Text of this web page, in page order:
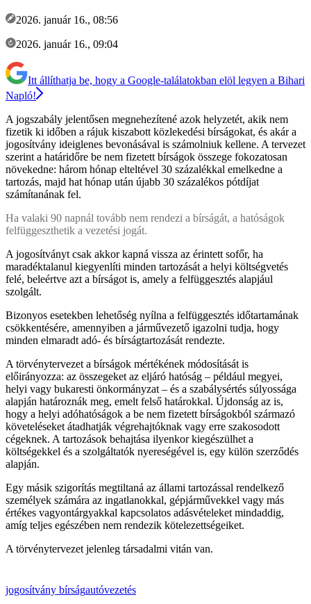
2026. január 16., 08:56
2026. január 16., 09:04
Itt állíthatja be, hogy a Google-találatokban elöl legyen a Bihari
Napló!
A jogszabály jelentősen megnehezítené azok helyzetét, akik nem
fizetik ki időben a rájuk kiszabott közlekedési bírságokat, és akár a
jogosítvány ideiglenes bevonásával is számolniuk kellene. A tervezet
szerint a határidőre be nem fizetett bírságok összege fokozatosan
növekedne: három hónap elteltével 30 százalékkal emelkedne a
tartozás, majd hat hónap után újabb 30 százalékos pótdíjat
számítanának fel.
Ha valaki 90 napnál tovább nem rendezi a bírságát, a hatóságok
felfüggeszthetik a vezetési jogát.
A jogosítványt csak akkor kapná vissza az érintett sofőr, ha
maradéktalanul kiegyenlíti minden tartozását a helyi költségvetés
felé, beleértve azt a bírságot is, amely a felfüggesztés alapjául
szolgált.
Bizonyos esetekben lehetőség nyílna a felfüggesztés időtartamának
csökkentésére, amennyiben a járművezető igazolni tudja, hogy
minden elmaradt adó- és bírságtartozását rendezte.
A törvénytervezet a bírságok mértékének módosítását is
előirányozza: az összegeket az eljáró hatóság – például megyei,
helyi vagy bukaresti önkormányzat – és a szabálysértés súlyossága
alapján határoznák meg, emelt felső határokkal. Újdonság az is,
hogy a helyi adóhatóságok a be nem fizetett bírságokból származó
követeléseket átadhatják végrehajtóknak vagy erre szakosodott
cégeknek. A tartozások behajtása ilyenkor kiegészülhet a
költségekkel és a szolgáltatók nyereségével is, egy külön szerződés
alapján.
Egy másik szigorítás megtiltaná az állami tartozással rendelkező
személyek számára az ingatlanokkal, gépjárművekkel vagy más
értékes vagyontárgyakkal kapcsolatos adásvételeket mindaddig,
amíg teljes egészében nem rendezik kötelezettségeiket.
A törvénytervezet jelenleg társadalmi vitán van.
jogosítvány bírságautóvezetés